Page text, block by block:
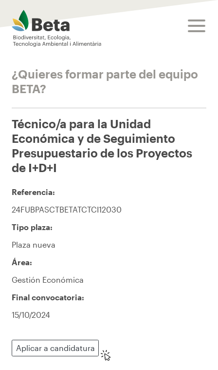
Beta Tech Center
¿Quieres formar parte del equipo
BETA?
Técnico/a para la Unidad
Económica y de Seguimiento
Presupuestario de los Proyectos
de I+D+I
Referencia:
24FUBPASCTBETATCTCI12030
Tipo plaza:
Plaza nueva
Área:
Gestión Económica
Final convocatoria:
15/10/2024
Aplicar a candidatura